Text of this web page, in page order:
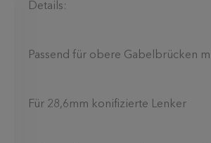
Details:
Passend für obere Gabelbrücken
Für 28,6mm konifizierte Lenker